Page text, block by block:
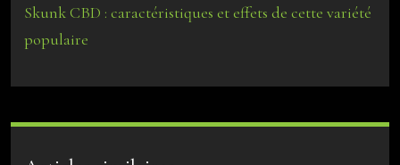
Skunk CBD : caractéristiques et effets de cette variété
populaire